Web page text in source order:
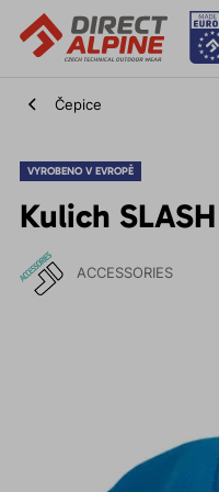
Čepice
VYROBENO V EVROPĚ
Kulich
ACCESSORIES